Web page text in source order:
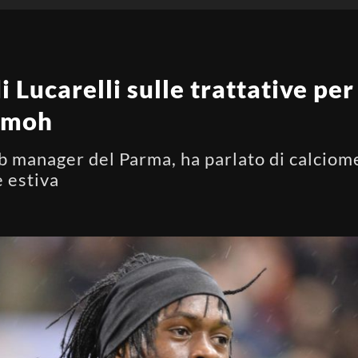
Lucarelli sulle trattative
manager del Parma, ha parlato di
estiva